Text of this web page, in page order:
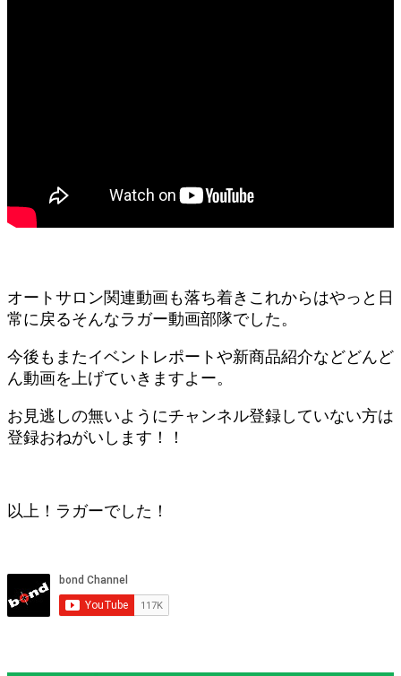
オートサロン関連動画も落ち着きこれからはやっと日
常に戻るそんなラガー動画部隊でした。
今後もまたイベントレポートや新商品紹介などどんど
ん動画を上げていきますよー。
お見逃しの無いようにチャンネル登録していない方は
登録おねがいします！！
以上！ラガーでした！